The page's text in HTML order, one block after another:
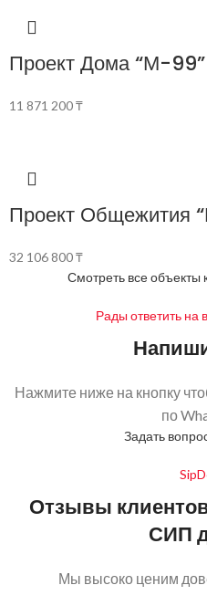
Проект Дома “М-
11 871 200₸
Проект Общежития
32 106 800₸
Смотреть все объекты
Рады ответить на
Нажмите ниже на кнопку
по
Задать
Отзывы
СИП
Мы высоко ценим